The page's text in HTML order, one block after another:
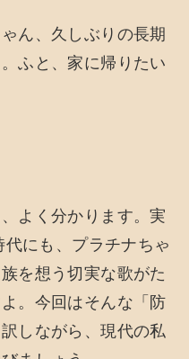
ん、久しぶりの長期
ふと、家に帰りたい
よく分かります。実
にも、プラチナちゃ
を想う切実な歌がた
。今回はそんな「防
しながら、現代の私